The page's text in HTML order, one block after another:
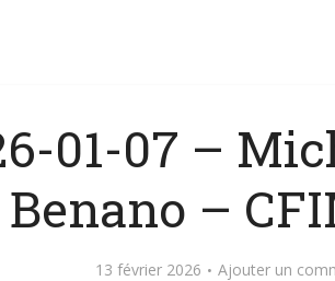
01-07 –
Benano –
13 février 2026 Ajouter un